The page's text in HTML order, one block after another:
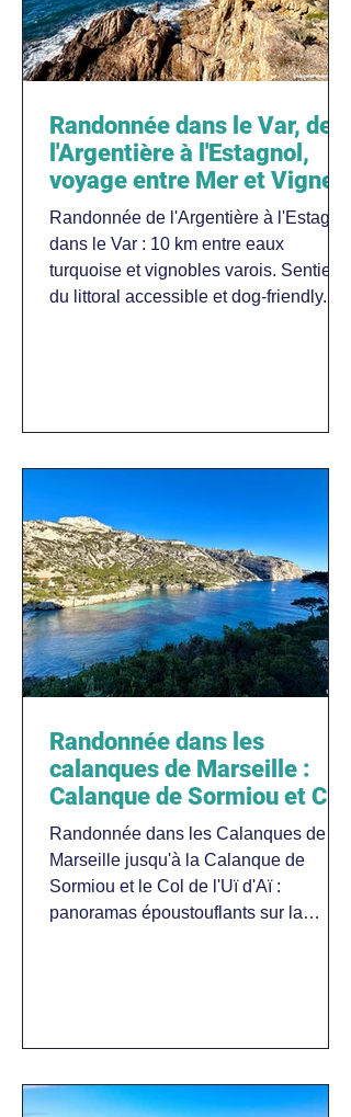
Randonnée dans le Var, de
l'Argentière à l'Estagnol,
voyage entre Mer et Vignes
Randonnée de l'Argentière à l'Estagnol
dans le Var : 10 km entre eaux
turquoise et vignobles varois. Sentier
du littoral accessible et dog-friendly.
Randonnée dans les
calanques de Marseille :
Calanque de Sormiou et Col
de l'Uï d'Aï
Randonnée dans les Calanques de
Marseille jusqu'à la Calanque de
Sormiou et le Col de l'Uï d'Aï :
panoramas époustouflants sur la